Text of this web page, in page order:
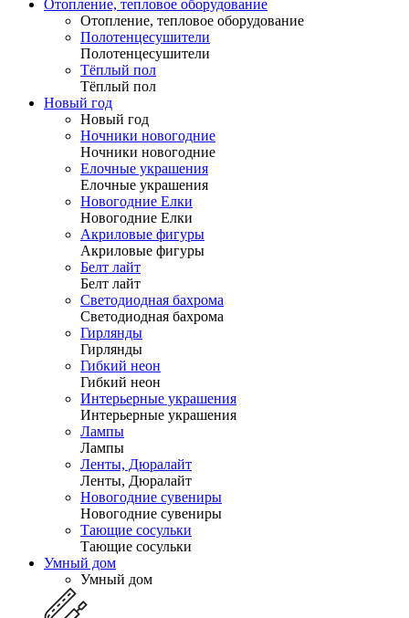
Отопление, тепловое оборудование
Отопление, тепловое оборудование
Полотенцесушители
Полотенцесушители
Тёплый пол
Тёплый пол
Новый год
Новый год
Ночники новогодние
Ночники новогодние
Елочные украшения
Елочные украшения
Новогодние Елки
Новогодние Елки
Акриловые фигуры
Акриловые фигуры
Белт лайт
Белт лайт
Светодиодная бахрома
Светодиодная бахрома
Гирлянды
Гирлянды
Гибкий неон
Гибкий неон
Интерьерные украшения
Интерьерные украшения
Лампы
Лампы
Ленты, Дюралайт
Ленты, Дюралайт
Новогодние сувениры
Новогодние сувениры
Тающие сосульки
Тающие сосульки
Умный дом
Умный дом